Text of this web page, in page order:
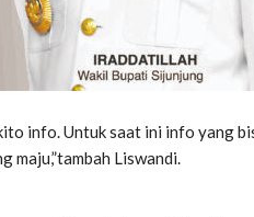
info. Untuk saat ini info yang
maju,”tambah Liswandi.